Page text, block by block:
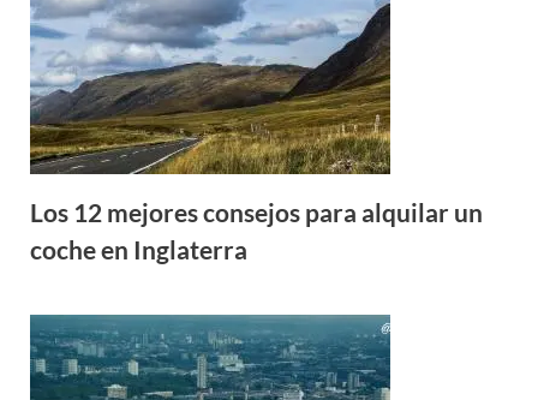
Los 12 mejores consejos para alquilar un
coche en Inglaterra